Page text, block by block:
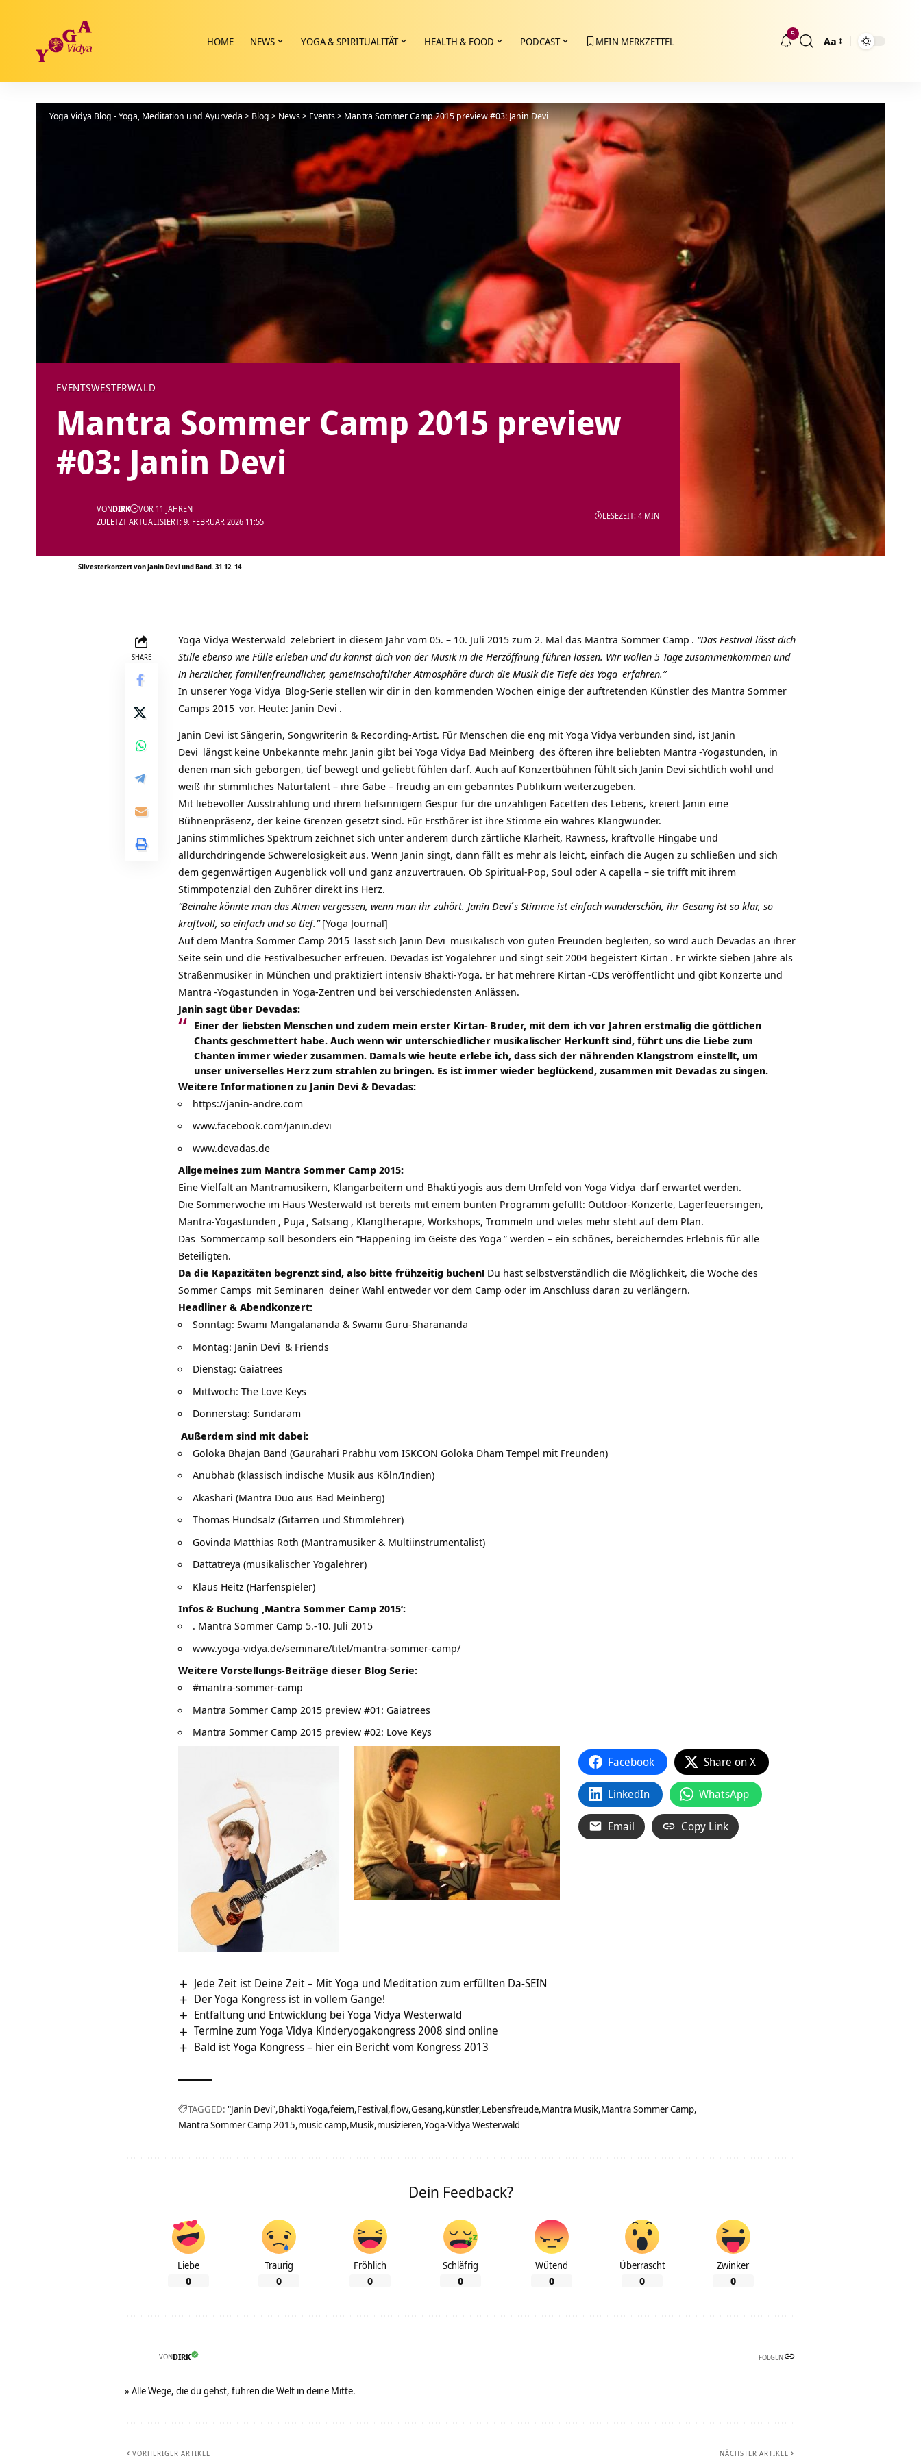
HOME NEWS YOGA & SPIRITUALITÄT HEALTH & FOOD PODCAST MEIN MERKZETTEL
5
Größenänderung
Aa
Yoga Vidya Blog - Yoga, Meditation und Ayurveda > Blog > News> Events> Mantra Sommer Camp 2015 preview #03: Janin Devi
EVENTSWESTERWALD
Mantra Sommer Camp 2015 preview
#03: Janin Devi
ZULETZT AKTUALISIERT: 9. FEBRUAR 2026 11:55
VONDIRK VOR 11 JAHREN
LESEZEIT: 4 MIN
Silvesterkonzert von Janin Devi und Band. 31.12. 14
SHARE
Yoga Vidya Westerwald zelebriert in diesem Jahr vom 05. – 10. Juli 2015 zum 2. Mal das Mantra Sommer Camp . “Das Festival lässt dich
Stille ebenso wie Fülle erleben und du kannst dich von der Musik in die Herzöffnung führen lassen. Wir wollen 5 Tage zusammenkommen und
in herzlicher, familienfreundlicher, gemeinschaftlicher Atmosphäre durch die Musik die Tiefe des Yoga erfahren.”
In unserer Yoga Vidya Blog-Serie stellen wir dir in den kommenden Wochen einige der auftretenden Künstler des Mantra Sommer
Camps 2015 vor. Heute: Janin Devi .
Janin Devi ist Sängerin, Songwriterin & Recording-Artist. Für Menschen die eng mit Yoga Vidya verbunden sind, ist Janin
Devi längst keine Unbekannte mehr. Janin gibt bei Yoga Vidya Bad Meinberg des öfteren ihre beliebten Mantra -Yogastunden, in
denen man sich geborgen, tief bewegt und geliebt fühlen darf. Auch auf Konzertbühnen fühlt sich Janin Devi sichtlich wohl und
weiß ihr stimmliches Naturtalent – ihre Gabe – freudig an ein gebanntes Publikum weiterzugeben.
Mit liebevoller Ausstrahlung und ihrem tiefsinnigem Gespür für die unzähligen Facetten des Lebens, kreiert Janin eine
Bühnenpräsenz, der keine Grenzen gesetzt sind. Für Ersthörer ist ihre Stimme ein wahres Klangwunder.
Janins stimmliches Spektrum zeichnet sich unter anderem durch zärtliche Klarheit, Rawness, kraftvolle Hingabe und
alldurchdringende Schwerelosigkeit aus. Wenn Janin singt, dann fällt es mehr als leicht, einfach die Augen zu schließen und sich
dem gegenwärtigen Augenblick voll und ganz anzuvertrauen. Ob Spiritual-Pop, Soul oder A capella – sie trifft mit ihrem
Stimmpotenzial den Zuhörer direkt ins Herz.
“Beinahe könnte man das Atmen vergessen, wenn man ihr zuhört. Janin Devi ́s Stimme ist einfach wunderschön, ihr Gesang ist so klar, so
kraftvoll, so einfach und so tief.”[Yoga Journal]
Auf dem Mantra Sommer Camp 2015 lässt sich Janin Devi musikalisch von guten Freunden begleiten, so wird auch Devadas an ihrer
Seite sein und die Festivalbesucher erfreuen. Devadas ist Yogalehrer und singt seit 2004 begeistert Kirtan . Er wirkte sieben Jahre als
Straßenmusiker in München und praktiziert intensiv Bhakti-Yoga. Er hat mehrere Kirtan -CDs veröffentlicht und gibt Konzerte und
Mantra -Yogastunden in Yoga-Zentren und bei verschiedensten Anlässen.
Janin sagt über Devadas:
Einer der liebsten Menschen und zudem mein erster Kirtan- Bruder, mit dem ich vor Jahren erstmalig die göttlichen
Chants geschmettert habe. Auch wenn wir unterschiedlicher musikalischer Herkunft sind, führt uns die Liebe zum
Chanten immer wieder zusammen. Damals wie heute erlebe ich, dass sich der nährenden Klangstrom einstellt, um
unser universelles Herz zum strahlen zu bringen. Es ist immer wieder beglückend, zusammen mit Devadas zu singen.
Weitere Informationen zu Janin Devi & Devadas:
https://janin-andre.com
www.facebook.com/janin.devi
www.devadas.de
Allgemeines zum Mantra Sommer Camp 2015:
Eine Vielfalt an Mantramusikern, Klangarbeitern und Bhakti yogis aus dem Umfeld von Yoga Vidya darf erwartet werden.
Die Sommerwoche im Haus Westerwald ist bereits mit einem bunten Programm gefüllt: Outdoor-Konzerte, Lagerfeuersingen,
Mantra-Yogastunden , Puja , Satsang , Klangtherapie, Workshops, Trommeln und vieles mehr steht auf dem Plan.
Das Sommercamp soll besonders ein “Happening im Geiste des Yoga ” werden – ein schönes, bereicherndes Erlebnis für alle
Beteiligten.
Da die Kapazitäten begrenzt sind, also bitte frühzeitig buchen! Du hast selbstverständlich die Möglichkeit, die Woche des
Sommer Camps mit Seminaren deiner Wahl entweder vor dem Camp oder im Anschluss daran zu verlängern.
Headliner & Abendkonzert:
Sonntag: Swami Mangalananda & Swami Guru-Sharananda
Montag: Janin Devi & Friends
Dienstag: Gaiatrees
Mittwoch: The Love Keys
Donnerstag: Sundaram
Außerdem sind mit dabei:
Goloka Bhajan Band (Gaurahari Prabhu vom ISKCON Goloka Dham Tempel mit Freunden)
Anubhab (klassisch indische Musik aus Köln/Indien)
Akashari (Mantra Duo aus Bad Meinberg)
Thomas Hundsalz (Gitarren und Stimmlehrer)
Govinda Matthias Roth (Mantramusiker & Multiinstrumentalist)
Dattatreya (musikalischer Yogalehrer)
Klaus Heitz (Harfenspieler)
Infos & Buchung ‚Mantra Sommer Camp 2015‘:
. Mantra Sommer Camp 5.-10. Juli 2015
www.yoga-vidya.de/seminare/titel/mantra-sommer-camp/
Weitere Vorstellungs-Beiträge dieser Blog Serie:
#mantra-sommer-camp
Mantra Sommer Camp 2015 preview #01: Gaiatrees
Mantra Sommer Camp 2015 preview #02: Love Keys
Facebook Share on X
LinkedIn WhatsApp
Email Copy Link
Jede Zeit ist Deine Zeit – Mit Yoga und Meditation zum erfüllten Da-SEIN
Der Yoga Kongress ist in vollem Gange!
Entfaltung und Entwicklung bei Yoga Vidya Westerwald
Termine zum Yoga Vidya Kinderyogakongress 2008 sind online
Bald ist Yoga Kongress – hier ein Bericht vom Kongress 2013
TAGGED: "Janin Devi" Bhakti Yoga feiern Festival flow Gesang künstler Lebensfreude Mantra Musik Mantra Sommer Camp
Mantra Sommer Camp 2015 music camp Musik musizieren Yoga-Vidya Westerwald
Dein Feedback?
Liebe
0
Traurig
0
Fröhlich
0
Schläfrig
0
Wütend
0
Überrascht
0
Zwinker
0
VONDIRK FOLGEN
» Alle Wege, die du gehst, führen die Welt in deine Mitte.
VORHERIGER ARTIKEL NÄCHSTER ARTIKEL